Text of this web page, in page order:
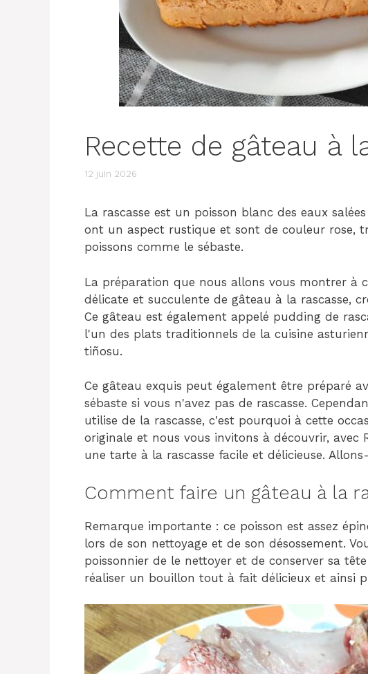
Recette de gâteau à
12 juin 2026
La rascasse est un poisson blanc des eaux
ont un aspect rustique et sont de couleur rose,
poissons comme le sébaste.
La préparation que nous allons vous montrer à
délicate et succulente de gâteau à la rascasse,
Ce gâteau est également appelé pudding de
l'un des plats traditionnels de la cuisine
tiñosu.
Ce gâteau exquis peut également être préparé
sébaste si vous n'avez pas de rascasse.
utilise de la rascasse, c'est pourquoi à cette
originale et nous vous invitons à découvrir, avec
une tarte à la rascasse facile et délicieuse.
Comment faire un gâteau à la
Remarque importante : ce poisson est assez
lors de son nettoyage et de son désossement.
poissonnier de le nettoyer et de conserver sa
réaliser un bouillon tout à fait délicieux et ainsi